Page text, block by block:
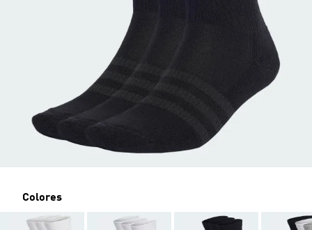
Colores